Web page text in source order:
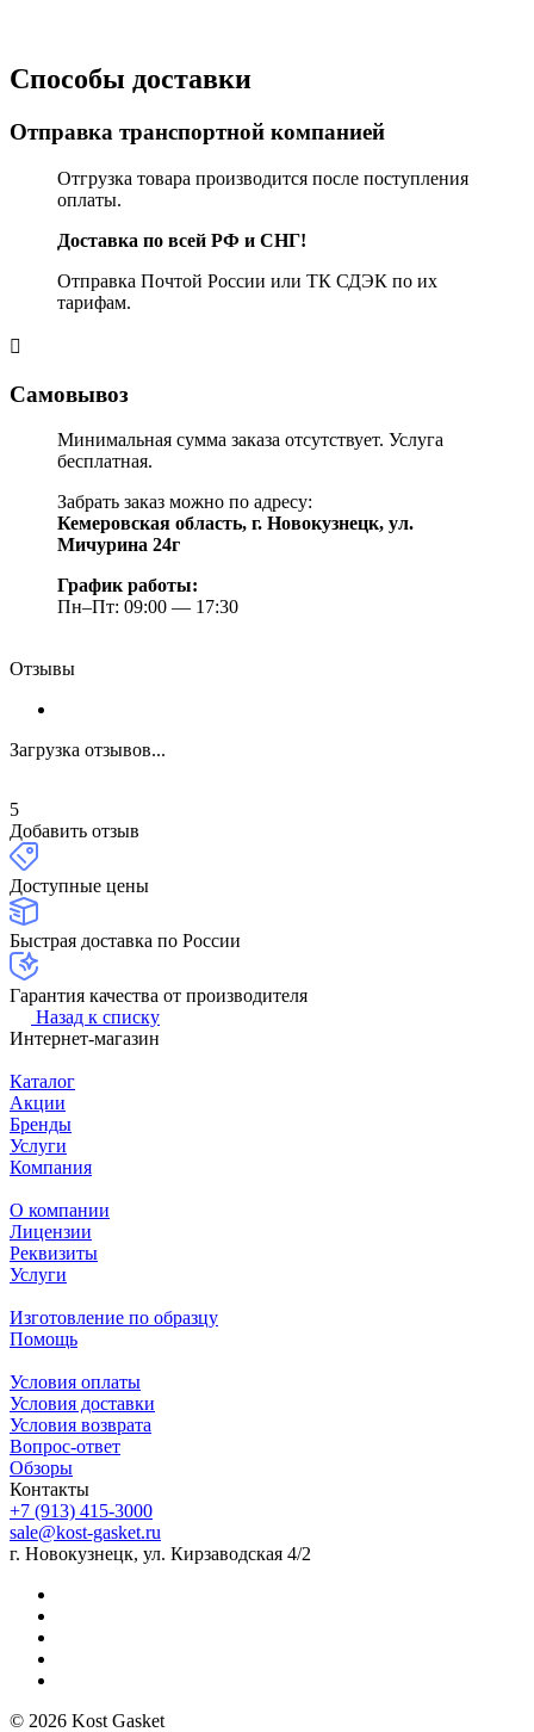
Способы доставки
Отправка транспортной компанией
Отгрузка товара производится после поступления
оплаты.
Доставка по всей РФ и СНГ!
Отправка Почтой России или ТК СДЭК по их
тарифам.
Самовывоз
Минимальная сумма заказа отсутствует. Услуга
бесплатная.
Забрать заказ можно по адресу:
Кемеровская область, г. Новокузнецк, ул.
Мичурина 24г
График работы:
Пн–Пт: 09:00 — 17:30
Отзывы
Загрузка отзывов...
5
Добавить отзыв
Доступные цены
Быстрая доставка по России
Гарантия качества от производителя
Назад к списку
Интернет-магазин
Каталог
Акции
Бренды
Услуги
Компания
О компании
Лицензии
Реквизиты
Услуги
Изготовление по образцу
Помощь
Условия оплаты
Условия доставки
Условия возврата
Вопрос-ответ
Обзоры
Контакты
+7 (913) 415-3000
sale@kost-gasket.ru
г. Новокузнецк, ул. Кирзаводская 4/2
© 2026 Kost Gasket